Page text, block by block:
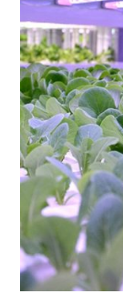
Considerations
for
Plant
Growth
Lighting
Systems